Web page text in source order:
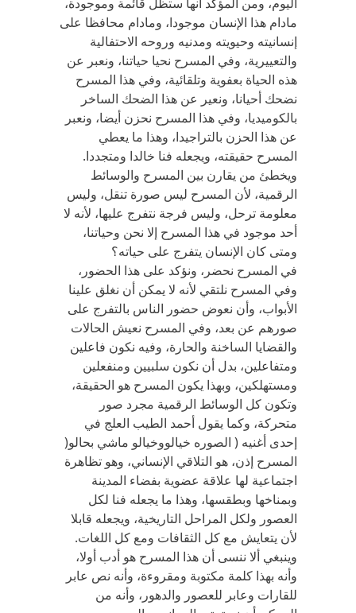
مادام هذا الإنسان موجودا، ومادام محافظا على
إنسانيته وحيويته ومدنيه وروحه الاحتفالية
والتعييرية، وفي المسرح نحيا حياتنا، ونعبر عن
هذه الحياة بعفوية وتلقائية، وفي هذا المسرح
نضحك أحيانا، ونعير عن هذا الضحك الساخر
بالكوميديا، وفي هذا المسرح نحزن أيضا، ونعبر
عن هذا الحزن بالتراجيدا، وهذا ما يعطي
المسرح حقيقته، ويجعله فنا خالدا ومتجددا.
ويخطئ من يقارن بين المسرح والوسائط
الرقمية، لأن المسرح ليس صورة تنقل، وليس
معلومة ترحل، وليس فرجة نتفرج عليها، لأنه لا
أحد موجود في هذا المسرح إلا نحن وحياتنا،
ومتى كان الإنسان يتفرج على حياته؟
في المسرح نحضر، ونؤكد على هذا الحضور،
وفي المسرح نلتقي لأنه لا يمكن أن نغلق علينا
الأبواب، وأن نعوض حضور الناس بالتفرج على
صورهم عن بعد، وفي المسرح نعيش الحالات
والقضايا الساخنة والحارة، وفيه نكون فاعلين
ومتفاعلين، بدل أن نكون سلبيين ومنفعلين
ومستهلكين، وبهذا يكون المسرح هو الحقيقة،
وتكون كل الوسائط الرقمية مجرد صور
متحركة، وكما يقول أحمد الطيب العلج في
إحدى أغنيه ( الصوره خيالووخيالو ماشي بحالو(
المسرح إذن، هو التلاقي الإنساني، وهو تظاهرة
اجتماعية لها علاقة عضوية بفضاء المدينة
وبمناخها وبطقسها، وهذا ما يجعله فنا لكل
العصور ولكل المراحل التاريخية، ويجعله قابلا
لأن يتعايش مع كل الثقافات ومع كل اللغات.
وينبغي ألا ننسى أن هذا المسرح هو أدب أولا،
وأنه بهذا كلمة مكتوبة ومقروءة، وأنه نص عابر
للقارات وعابر للعصور والدهور، وأنه من